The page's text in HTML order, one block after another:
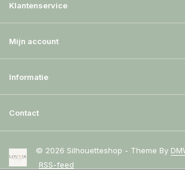
Klantenservice
Mijn account
Informatie
Contact
© 2026 Silhouetteshop - Theme By
RSS-feed